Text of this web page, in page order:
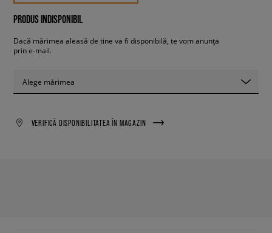
PRODUS INDISPONIBIL
Dacă mărimea aleasă de tine va fi disponibilă, te vom anunța
prin e-mail.
Alege mărimea
VERIFICĂ DISPONIBILITATEA ÎN MAGAZIN